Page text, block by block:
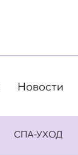
Новости
СПА-УХОД